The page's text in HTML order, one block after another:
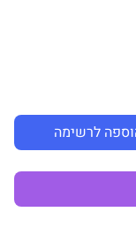
לרשימה